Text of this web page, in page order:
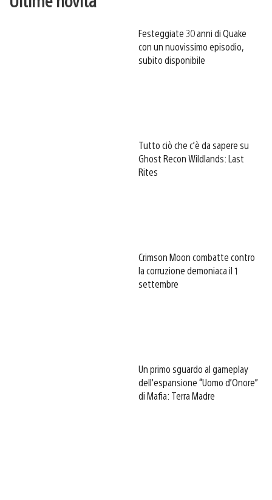
Festeggiate 30 anni di Quake
con un nuovissimo episodio,
subito disponibile
Tutto ciò che c’è da sapere su
Ghost Recon Wildlands: Last
Rites
Crimson Moon combatte contro
la corruzione demoniaca il 1
settembre
Un primo sguardo al gameplay
dell’espansione “Uomo d’Onore”
di Mafia: Terra Madre